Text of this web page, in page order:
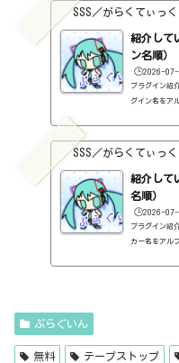
OST（UJAM）
JAM）定価：
価：59...
SSS／がらくてぃっ
紹介して
ン名順）
🕒️2026-07-
プラグイン紹
グイン名を
料）2B
VERBED（
B Played
arts・EQ・無料
ム...
SSS／がらくてぃっ
紹介して
名順）
🕒️2026-07-
プラグイン紹
カー名をア
ぷらぐいん
無料 テープストップ